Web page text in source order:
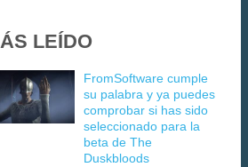
LEÍDO
FromSoftware cumple
su palabra y ya puedes
comprobar si has sido
seleccionado para la
beta de The
Duskbloods